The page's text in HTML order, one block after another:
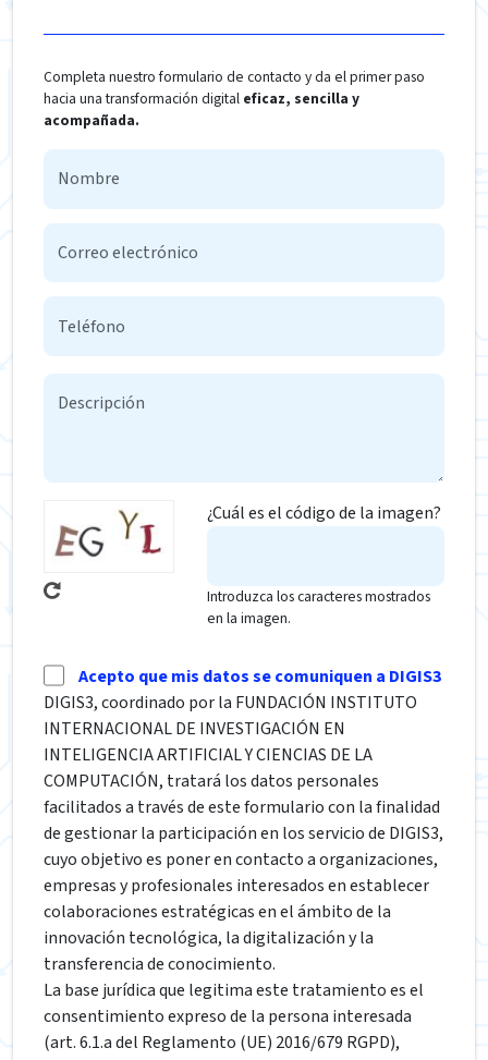
Completa nuestro formulario de contacto y da el primer paso
hacia una transformación digital eficaz, sencilla y
acompañada.
¿Cuál es el código de la imagen?
Introduzca los caracteres mostrados
en la imagen.
Acepto que mis datos se comuniquen a DIGIS3
DIGIS3, coordinado por la FUNDACIÓN INSTITUTO
INTERNACIONAL DE INVESTIGACIÓN EN
INTELIGENCIA ARTIFICIAL Y CIENCIAS DE LA
COMPUTACIÓN, tratará los datos personales
facilitados a través de este formulario con la finalidad
de gestionar la participación en los servicio de DIGIS3,
cuyo objetivo es poner en contacto a organizaciones,
empresas y profesionales interesados en establecer
colaboraciones estratégicas en el ámbito de la
innovación tecnológica, la digitalización y la
transferencia de conocimiento.
La base jurídica que legitima este tratamiento es el
consentimiento expreso de la persona interesada
(art. 6.1.a del Reglamento (UE) 2016/679 RGPD),